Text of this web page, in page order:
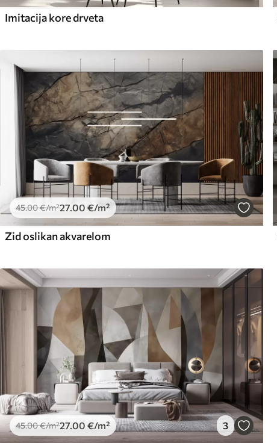
Imitacija kore drveta
45.00€/m²27 .00 €/m²
Zid oslikan akvarelom
45.00€/m²27.00 €/m² 3